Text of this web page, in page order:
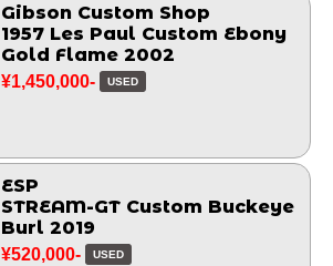
Gibson Custom Shop
1957 Les Paul Custom Ebony
Gold Flame 2002
¥1,450,000- USED
ESP
STREAM-GT Custom Buckeye
Burl 2019
¥520,000- USED